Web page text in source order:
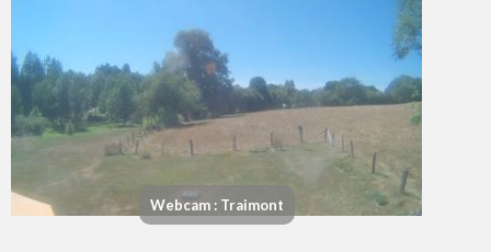
Webcam : Traimont